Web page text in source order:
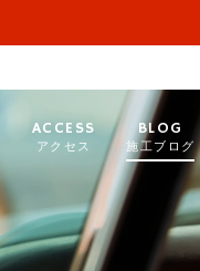
ACCESS
アクセス
BLOG
施工ブログ